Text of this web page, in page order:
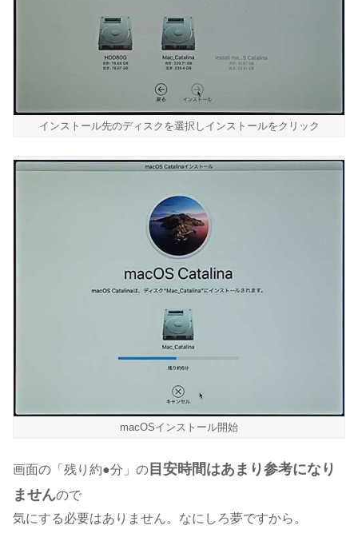
インストール先のディスクを選択しインストールをクリック
macOSインストール開始
画面の「残り約●分」の 目安時間はあまり参考になり
ませんので
気にする必要はありません。なにしろ夢ですから。